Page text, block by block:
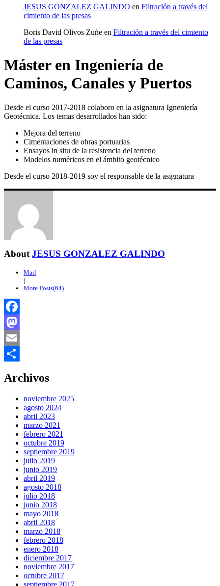
JESUS GONZALEZ GALINDO en Filtración a través del
cimiento de las presas
Boris David Olivos Zuñe en Filtración a través del cimiento
de las presas
Máster en Ingeniería de
Caminos, Canales y Puertos
Desde el curso 2017-2018 colaboro en la asignatura Igneniería
Geotécnica. Los temas desarrollados han sido:
Mejora del terreno
Cimentaciones de obras portuarias
Ensayos in situ de la resistencia del terreno
Modelos numéricos en el ámbito geotécnico
Desde el curso 2018-2019 soy el responsable de la asignatura
AboutJESUS GONZALEZ GALINDO
Mail
|
More Posts(64)
Facebook
Mastodon
Email
Archivos
noviembre 2025
agosto 2024
abril 2023
marzo 2021
febrero 2021
octubre 2019
septiembre 2019
julio 2019
junio 2019
abril 2019
agosto 2018
julio 2018
junio 2018
mayo 2018
abril 2018
marzo 2018
febrero 2018
enero 2018
diciembre 2017
noviembre 2017
octubre 2017
septiembre 2017